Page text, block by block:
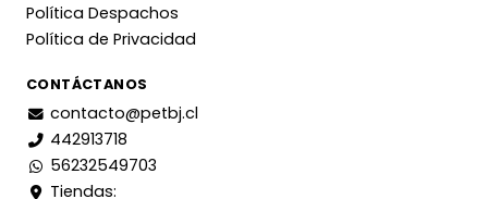
Política Despachos
Política de Privacidad
CONTÁCTANOS
contacto@petbj.cl
442913718
56232549703
Tiendas: